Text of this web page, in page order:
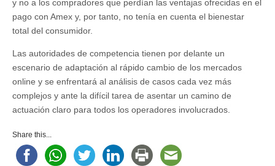
y no a los compradores que perdían las ventajas ofrecidas en el
pago con Amex y, por tanto, no tenía en cuenta el bienestar
total del consumidor.
Las autoridades de competencia tienen por delante un
escenario de adaptación al rápido cambio de los mercados
online y se enfrentará al análisis de casos cada vez más
complejos y ante la difícil tarea de asentar un camino de
actuación claro para todos los operadores involucrados.
Share this...